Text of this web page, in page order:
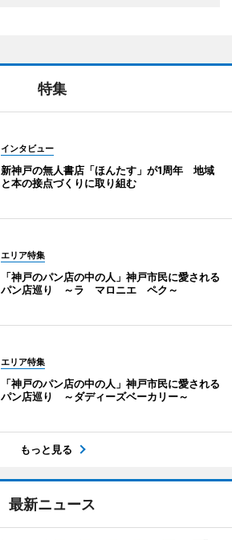
特集
インタビュー
新神戸の無人書店「ほんたす」が1周年 地域
と本の接点づくりに取り組む
エリア特集
「神戸のパン店の中の人」神戸市民に愛される
パン店巡り ～ラ マロニエ ペク～
エリア特集
「神戸のパン店の中の人」神戸市民に愛される
パン店巡り ～ダディーズベーカリー～
もっと見る
最新ニュース